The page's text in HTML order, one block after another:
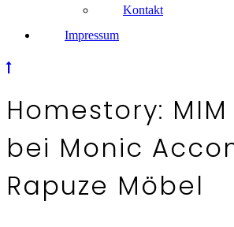
Kontakt
Impressum
Homestory:
bei Monic
Rapuze Möbel